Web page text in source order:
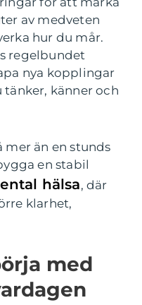
av medveten
hur du mår.
regelbundet
nya kopplingar
tänker, känner och
mer än en stunds
en stabil
hälsa, där
klarhet,
med